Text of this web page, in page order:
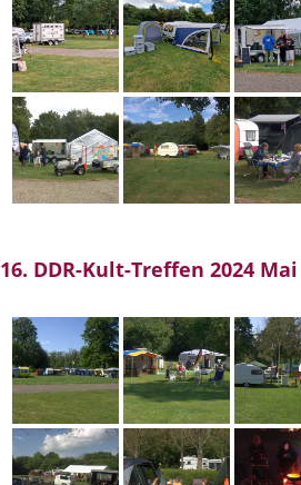
16. DDR-Kult-Treffen 2024 Mai